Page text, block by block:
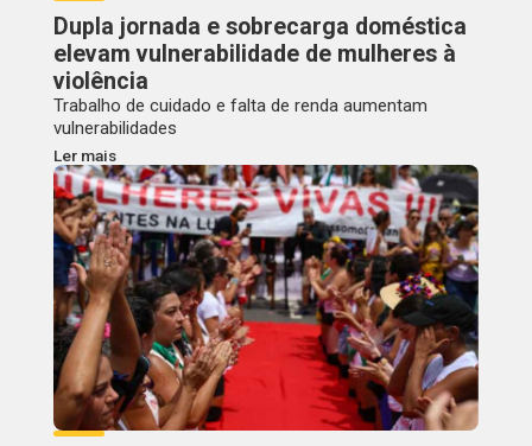
Dupla jornada e sobrecarga doméstica
elevam vulnerabilidade de mulheres à
violência
Trabalho de cuidado e falta de renda aumentam
vulnerabilidades
Ler mais